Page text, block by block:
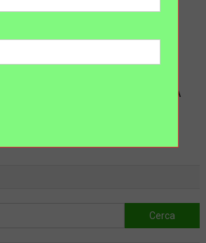
L’OSTEOPOROSI
SEI PRONTO PER SALIRE SOPRA LA
Ricerca
per: